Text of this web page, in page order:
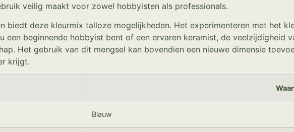
veilig maakt voor zowel hobbyisten als professionals.
biedt deze kleurmix talloze mogelijkheden. Het experimenteren met het
een beginnende hobbyist bent of een ervaren keramist, de veelzijdigheid
Het gebruik van dit mengsel kan bovendien een nieuwe dimensie
krijgt.
Blauw